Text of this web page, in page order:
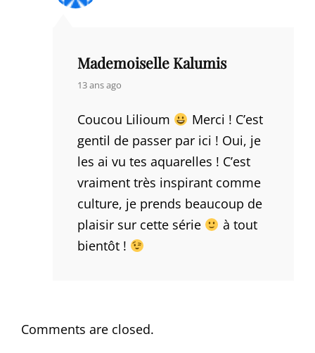
Mademoiselle Kalumis
says:
13 ans ago
Coucou Lilioum
Merci ! C’est
gentil de passer par ici ! Oui, je
les ai vu tes aquarelles ! C’est
vraiment très inspirant comme
culture, je prends beaucoup de
plaisir sur cette série
à tout
bientôt !
Comments are closed.